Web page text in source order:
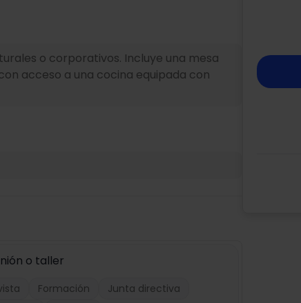
o corporativos. Incluye una mesa
acceso a una cocina equipada con
o taller
Formación
Junta directiva